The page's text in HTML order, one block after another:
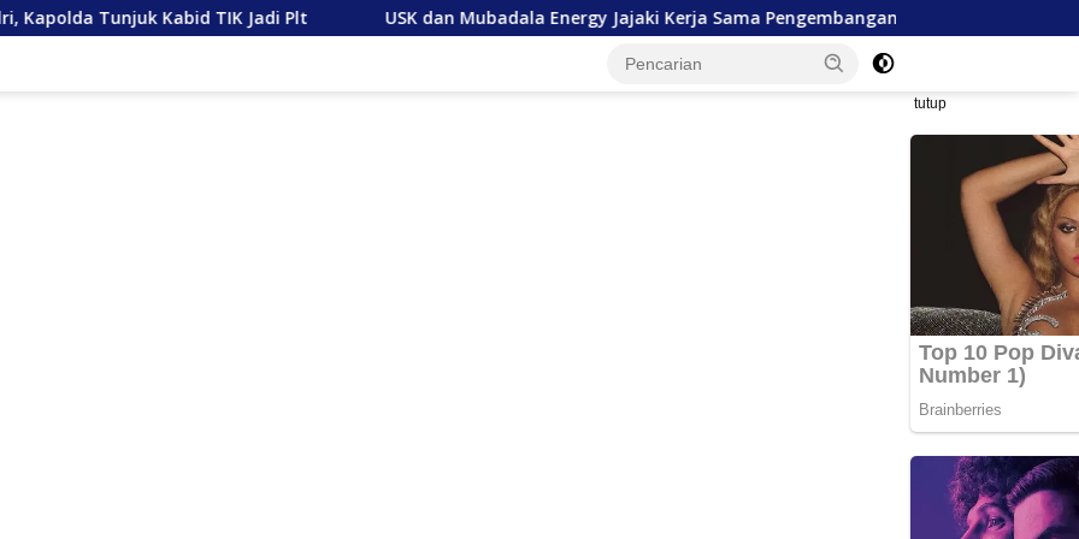
TIK Jadi Plt USK dan Mubadala Energy Jajaki Kerja Sama Pengembangan SDM hingga Dukungan Asrama
tutup